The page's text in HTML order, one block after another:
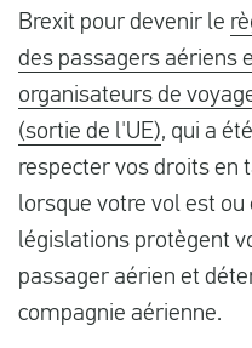
Brexit pour devenir le
des passagers aériens
organisateurs de
(sortie de l'UE), qui a
respecter vos droits en
lorsque votre vol est ou
législations protègent
passager aérien et
compagnie aérienne.